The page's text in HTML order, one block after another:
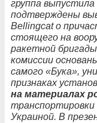
группа
подтверждены
Bellingcat о
стоящего на
ракетной
комиссии
самого «Бука»,
признаках
на материалах
транспортировки
Украиной. В